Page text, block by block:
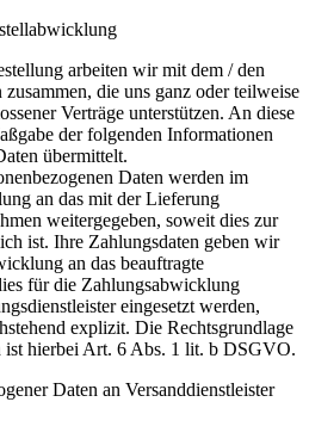
arbeiten wir mit dem / den
die uns ganz oder teilweise
Verträge unterstützen. An diese
der folgenden Informationen
übermittelt.
Daten werden im
an das mit der Lieferung
weitergegeben, soweit dies zur
ist. Ihre Zahlungsdaten geben wir
an das beauftragte
für die Zahlungsabwicklung
eingesetzt werden,
explizit. Die Rechtsgrundlage
ist hierbei Art. 6 Abs. 1 lit. b DSGVO.
Daten an Versanddienstleister